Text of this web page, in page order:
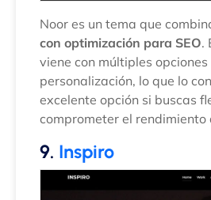
Noor es un tema que
con optimización para SEO.
viene con múltiples opciones
personalización, lo que lo
excelente opción si buscas
comprometer el rendimiento
9. Inspiro